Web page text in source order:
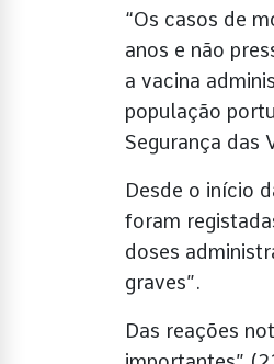
“Os casos de
anos e não
a vacina
população
Segurança das
Desde o início
foram
doses
graves”.
Das reações